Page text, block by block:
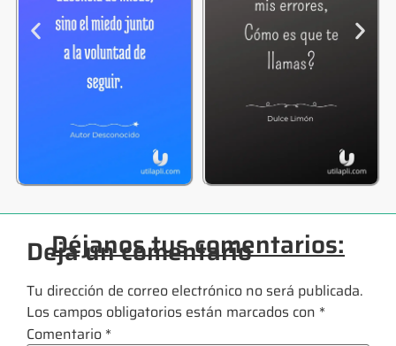
Déjanos tus comentarios:
Deja un comentario
Tu dirección de correo electrónico no será publicada.
Los campos obligatorios están marcados con *
Comentario *